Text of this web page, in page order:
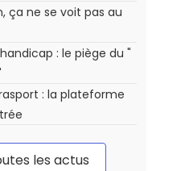
ça ne se voit pas au
: le piège du "
: la plateforme
les actus